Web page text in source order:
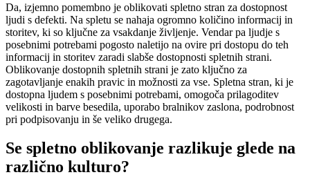
Da, izjemno pomembno je oblikovati spletno stran za dostopnost
ljudi s defekti. Na spletu se nahaja ogromno količino informacij in
storitev, ki so ključne za vsakdanje življenje. Vendar pa ljudje s
posebnimi potrebami pogosto naletijo na ovire pri dostopu do teh
informacij in storitev zaradi slabše dostopnosti spletnih strani.
Oblikovanje dostopnih spletnih strani je zato ključno za
zagotavljanje enakih pravic in možnosti za vse. Spletna stran, ki je
dostopna ljudem s posebnimi potrebami, omogoča prilagoditev
velikosti in barve besedila, uporabo bralnikov zaslona, podrobnost
pri podpisovanju in še veliko drugega.
Se spletno oblikovanje razlikuje glede na
različno kulturo?